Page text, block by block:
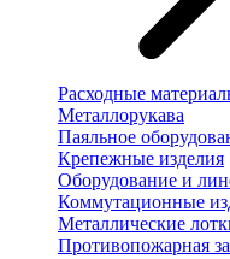
Расходные
Металлорукава
Паяльное
Крепежные изделия
Оборудование и
Коммутационные
Металлические
Противопожарная